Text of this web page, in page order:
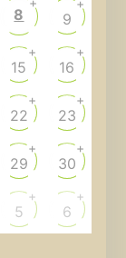
8 9
+
15
+
16
+
22
+
23
+
29
+
30
+
5
+
6
+